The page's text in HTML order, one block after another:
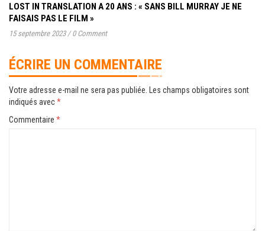
LOST IN TRANSLATION A 20 ANS : « SANS BILL MURRAY JE NE
FAISAIS PAS LE FILM »
15 septembre 2023 / 0 Comment
ÉCRIRE UN COMMENTAIRE
Votre adresse e-mail ne sera pas publiée. Les champs obligatoires sont
indiqués avec*
Commentaire *